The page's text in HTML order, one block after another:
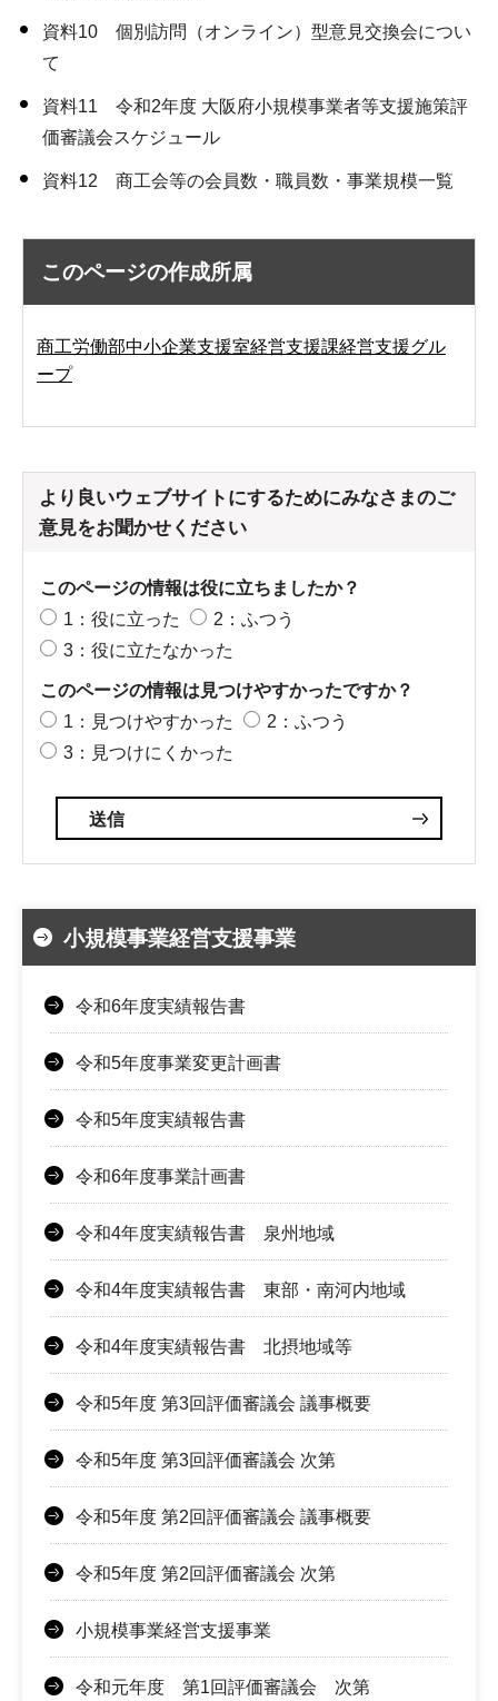
資料10 個別訪問（オンライン）型意見交換会につい
て
資料11 令和2年度 大阪府小規模事業者等支援施策評
価審議会スケジュール
資料12 商工会等の会員数・職員数・事業規模一覧
このページの作成所属
商工労働部中小企業支援室経営支援課経営支援グル
ープ
より良いウェブサイトにするためにみなさまのご
意見をお聞かせください
このページの情報は役に立ちましたか？
1：役に立った
2：ふつう
3：役に立たなかった
このページの情報は見つけやすかったですか？
1：見つけやすかった
2：ふつう
3：見つけにくかった
小規模事業経営支援事業
令和6年度実績報告書
令和5年度事業変更計画書
令和5年度実績報告書
令和6年度事業計画書
令和4年度実績報告書 泉州地域
令和4年度実績報告書 東部・南河内地域
令和4年度実績報告書 北摂地域等
令和5年度 第3回評価審議会 議事概要
令和5年度 第3回評価審議会 次第
令和5年度 第2回評価審議会 議事概要
令和5年度 第2回評価審議会 次第
小規模事業経営支援事業
令和元年度 第1回評価審議会 次第